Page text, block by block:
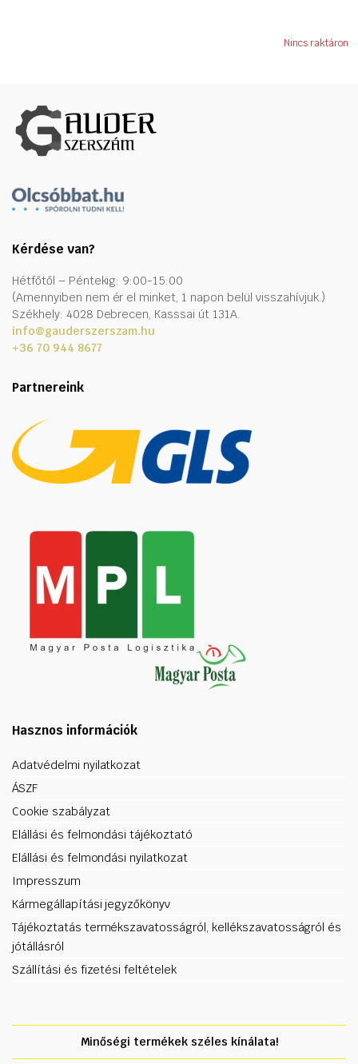
Nincs raktáron
Kérdése van?
Hétfőtől – Péntekig: 9:00-15:00
(Amennyiben nem ér el minket, 1 napon belül visszahívjuk.)
Székhely: 4028 Debrecen, Kasssai út 131A.
info@gauderszerszam.hu
+36 70 944 8677
Partnereink
Hasznos információk
Adatvédelmi nyilatkozat
ÁSZF
Cookie szabályzat
Elállási és felmondási tájékoztató
Elállási és felmondási nyilatkozat
Impresszum
Kármegállapítási jegyzőkönyv
Tájékoztatás termékszavatosságról, kellékszavatosságról és
jótállásról
Szállítási és fizetési feltételek
Minőségi termékek széles kínálata!